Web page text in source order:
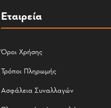
Εταιρεία
Όροι Χρήσης
Τρόποι Πληρωμής
Ασφάλεια Συναλλαγών